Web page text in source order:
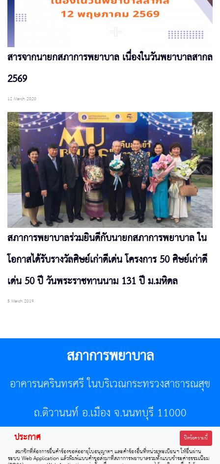
สารจากนายกสภาการพยาบาล เนื่องในวันพยาบาลสากล
2569
12 March 2020
สภาการพยาบาลร่วมยินดีกับนายกสภาการพยาบาล ใน
โอกาสได้รับรางวัลศิษย์เก่าดีเด่น โครงการ 50 ศิษย์เก่าดี
เด่น 50 ปี วันพระราชทานนาม 131 ปี ม.มหิดล
5 March 2019
สภาการพยาบาล
อาคารนครินทรศรี ในบริเวณกระทรวงสาธารณสุข
ถ.ติวานนท์ อ.เมือง จ.นนทบุรี 11000
โทรศัพท์ 02-596-7500 โทรสาร 0-2589-7121 E-mail :
center@tnmc.or.th
ประกาศ ปิดข้อความนี้
สมาชิกที่ต้องการยื่นคำร้องขอต่ออายุใบอนุญาตฯ และคำร้องอื่นที่หน่วยทะเบียนฯ ให้ยื่นผ่าน
ระบบ Web Application แล้วพิมพ์แบบคำขอส่งมาที่สภาการพยาบาลรวมทั้งแบบชำระค่าธรรมเนียม